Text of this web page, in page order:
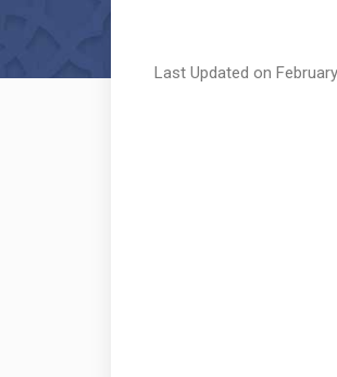
Last Updated on